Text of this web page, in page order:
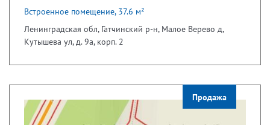
Встроенное помещение, 37.6 м²
Ленинградская обл, Гатчинский р-н, Малое Верево д,
Кутышева ул, д. 9а, корп. 2
Продажа